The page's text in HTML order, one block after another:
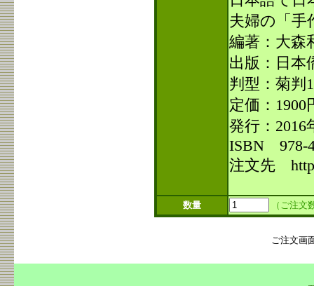
夫婦の「手
編著：大森
出版：日本
判型：菊判
定価：1900
発行：2016
ISBN 978-
注文先
数量 （ご注文
ご注文画